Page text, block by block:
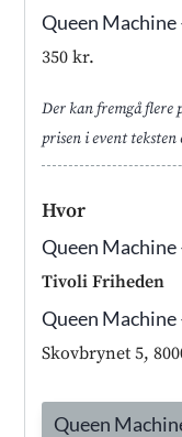
Queen Machine
350 kr.
Der kan fremgå flere
prisen i event
Hvor
Queen Machine
Tivoli Friheden
Queen Machine
Skovbrynet 5,
Queen